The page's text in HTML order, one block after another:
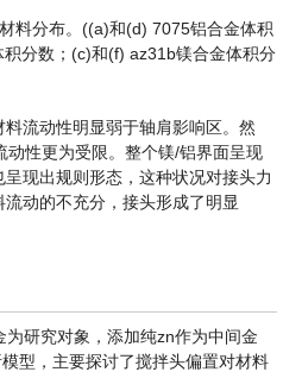
料分布。((a)和(d) 7075铝合金体积
分数；(c)和(f) az31b镁合金体积分
流动性明显弱于轴肩影响区。然
性更为受限。整个镁/铝界面呈现
现出规则形态，这种状况对接头力
动的不充分，接头形成了明显
研究对象，添加纯zn作为中间金
型，主要探讨了搅拌头偏置对材料